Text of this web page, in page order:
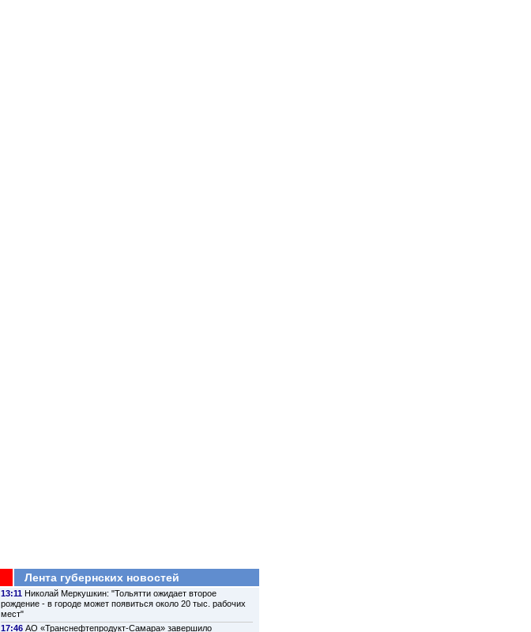
Лента губернских новостей
13:11 Николай Меркушкин: "Тольятти ожидает второе
рождение - в городе может появиться около 20 тыс. рабочих
мест"
17:46 АО «Транснефтепродукт-Самара» завершило